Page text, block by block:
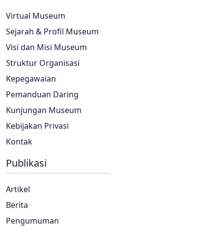
Virtual Museum
Sejarah & Profil Museum
Visi dan Misi Museum
Struktur Organisasi
Kepegawaian
Pemanduan Daring
Kunjungan Museum
Kebijakan Privasi
Kontak
Publikasi
Artikel
Berita
Pengumuman